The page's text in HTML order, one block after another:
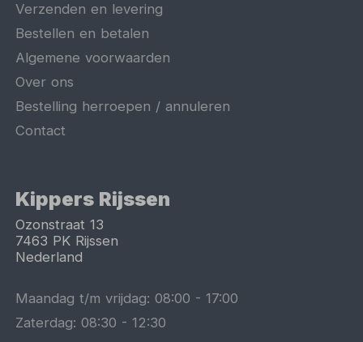
Verzenden en levering
Bestellen en betalen
Algemene voorwaarden
Over ons
Bestelling herroepen / annuleren
Contact
Kippers Rijssen
Ozonstraat 13
7463 PK Rijssen
Nederland
Maandag t/m vrijdag:08:00 -17:00
Zaterdag:08:30 -12:30